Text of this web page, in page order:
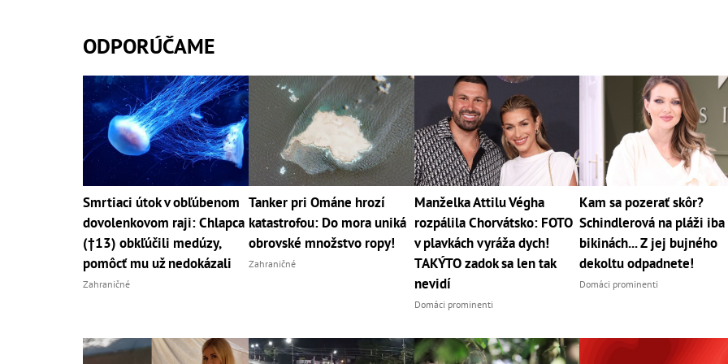
ODPORÚČAME
Smrtiaci útok v obľúbenom
dovolenkovom raji: Chlapca
(†13) obkľúčili medúzy,
pomôcť mu už nedokázali
Zahraničné
Tanker pri Ománe hrozí
katastrofou: Do mora uniká
obrovské množstvo ropy!
Zahraničné
Manželka Attilu Végha
rozpálila Chorvátsko: FOTO
v plavkách vyráža dych!
TAKÝTO zadok sa len tak
nevidí
Domáci prominenti
Kam sa pozerať skôr?
Schindlerová na pláži iba
bikinách... Z jej bujného
dekoltu odpadnete!
Domáci prominenti